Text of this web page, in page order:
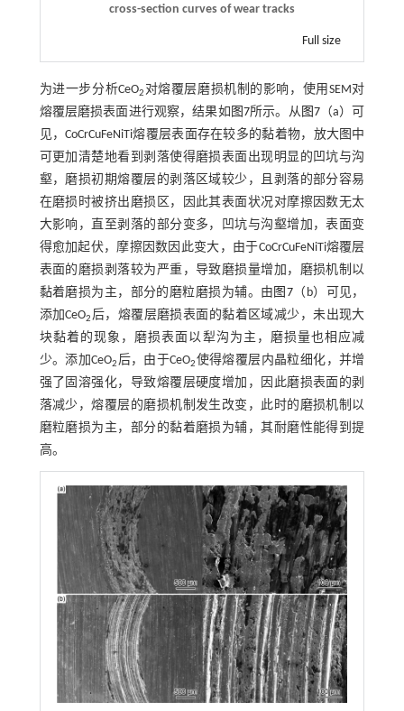
cross-section curves of wear tracks
Full size
为进一步分析CeO2 对熔覆层磨损机制的影响，使用SEM对
熔覆层磨损表面进行观察，结果如 图7所示。从图7（a）可
见，CoCrCuFeNiTi熔覆层表面存在较多的黏着物，放大图中
可更加清楚地看到剥落使得磨损表面出现明显的凹坑与沟
壑，磨损初期熔覆层的剥落区域较少，且剥落的部分容易
在磨损时被挤出磨损区，因此其表面状况对摩擦因数无太
大影响，直至剥落的部分变多，凹坑与沟壑增加，表面变
得愈加起伏，摩擦因数因此变大，由于CoCrCuFeNiTi熔覆层
表面的磨损剥落较为严重，导致磨损量增加，磨损机制以
黏着磨损为主，部分的磨粒磨损为辅。由 图7（b）可见，
添加CeO2后，熔覆层磨损表面的黏着区域减少，未出现大
块黏着的现象，磨损表面以犁沟为主，磨损量也相应减
少。添加CeO2后，由于CeO2使得熔覆层内晶粒细化，并增
强了固溶强化，导致熔覆层硬度增加，因此磨损表面的剥
落减少，熔覆层的磨损机制发生改变，此时的磨损机制以
磨粒磨损为主，部分的黏着磨损为辅，其耐磨性能得到提
高。